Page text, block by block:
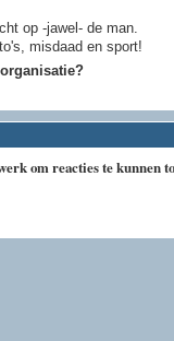
op -jawel- de man.
misdaad en sport!
om reacties te kunnen